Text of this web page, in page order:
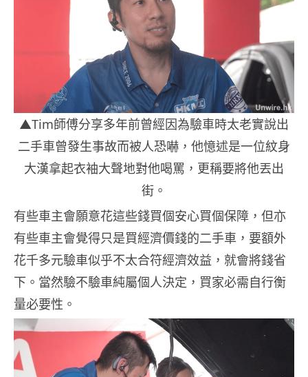
▲Tim師傅分享多年前曾經因為驗車時太老實說出
二手車曾發生事故而被人恐嚇，他憶述是一位紋身
大漢拿起衣袖大聲地對他喝罵，更稱要將他丟出
街。
有些車主會願意花這些錢買個安心買個保障，但亦
有些車主會覺得只是買經濟價錢的二手車，要額外
花千多元驗車似乎不太合符經濟效益，就會將錢省
下。當然驗不驗車純屬個人決定，買家必需自行衡
量必要性。